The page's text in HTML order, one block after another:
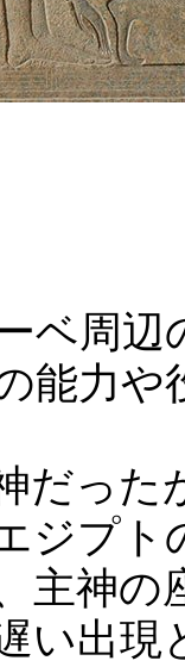
ベ周
能力
だっ
ジプ
主神の
い出現